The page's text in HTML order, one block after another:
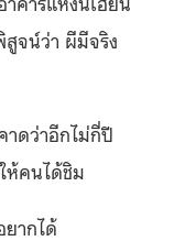
จน์ว่า ผีมีจริง
ดว่าอีกไม่กี่ปี
ห้คนได้ชิม
ากได้